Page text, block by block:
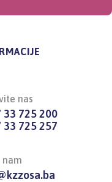
nas
33 725 200
33 725 257
nam